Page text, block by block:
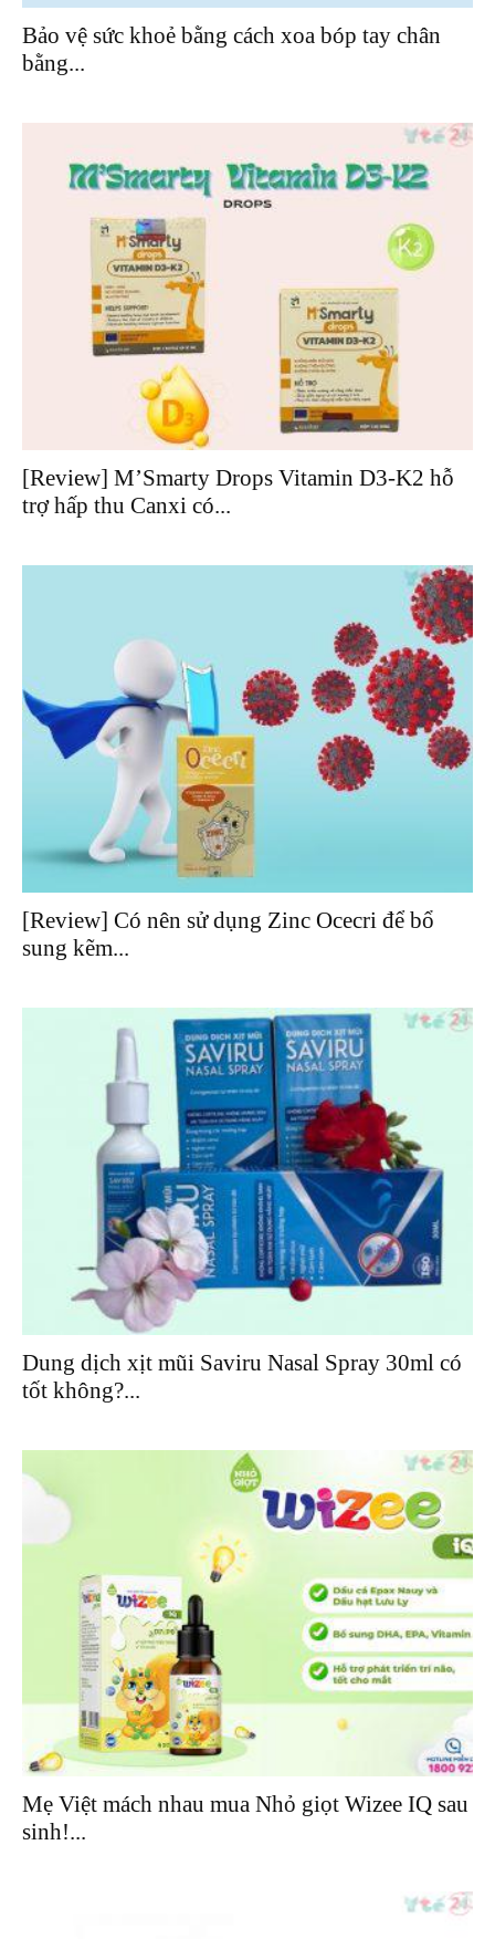
Bảo vệ sức khoẻ bằng cách xoa bóp tay chân
bằng...
[Review] M’Smarty Drops Vitamin D3-K2 hỗ
trợ hấp thu Canxi có...
[Review] Có nên sử dụng Zinc Ocecri để bổ
sung kẽm...
Dung dịch xịt mũi Saviru Nasal Spray 30ml có
tốt không?...
Mẹ Việt mách nhau mua Nhỏ giọt Wizee IQ sau
sinh!...